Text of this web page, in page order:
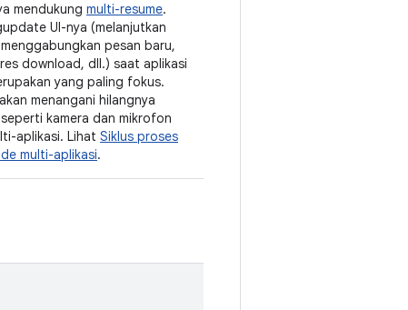
mendukung multi-resume.
UI-nya (melanjutkan
pesan baru,
download, dll.) saat aplikasi
yang paling fokus.
menangani hilangnya
kamera dan mikrofon
aplikasi. Lihat Siklus proses
multi-aplikasi.